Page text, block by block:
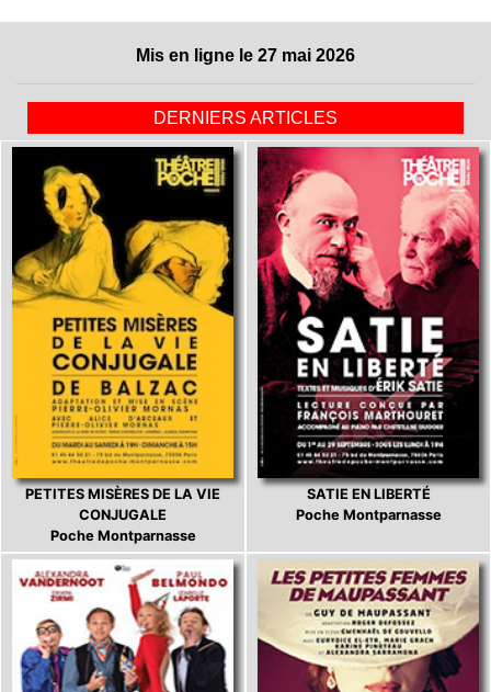
Mis en ligne le 27 mai 2026
DERNIERS ARTICLES
PETITES MISÈRES DE LA VIE
CONJUGALE
Poche Montparnasse
SATIE EN LIBERTÉ
Poche Montparnasse